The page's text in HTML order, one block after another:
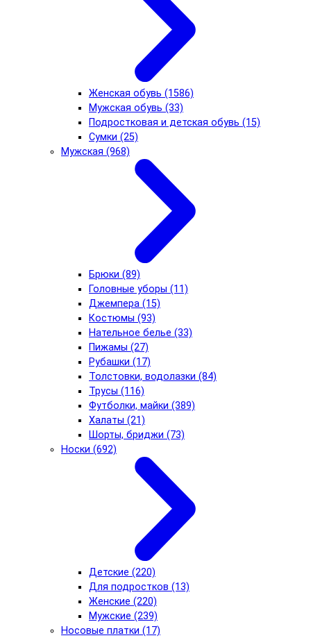
Женская обувь (1586)
Мужская обувь (33)
Подростковая и детская обувь (15)
Сумки (25)
Мужская (968)
Брюки (89)
Головные уборы (11)
Джемпера (15)
Костюмы (93)
Нательное белье (33)
Пижамы (27)
Рубашки (17)
Толстовки, водолазки (84)
Трусы (116)
Футболки, майки (389)
Халаты (21)
Шорты, бриджи (73)
Носки (692)
Детские (220)
Для подростков (13)
Женские (220)
Мужские (239)
Носовые платки (17)